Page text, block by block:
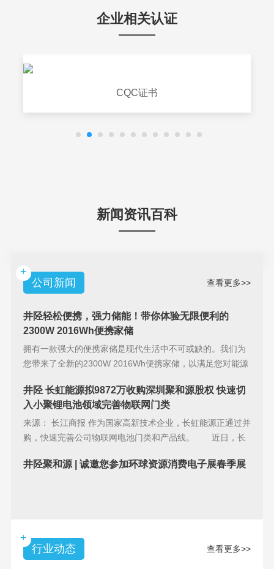
企业相关认证
CQC证书
新闻资讯百科
+
公司新闻
查看更多>>
井陉轻松便携，强力储能！带你体验无限便利的
2300W 2016Wh便携家储
拥有一款强大的便携家储是现代生活中不可或缺的。我们为
您带来了全新的2300W 2016Wh便携家储，以满足您对能源
井陉 长虹能源拟9872万收购深圳聚和源股权 快速切
入小聚锂电池领域完善物联网门类
来源： 长江商报 作为国家高新技术企业，长虹能源正通过并
购，快速完善公司物联网电池门类和产品线。 近日，长
井陉聚和源 | 诚邀您参加环球资源消费电子展春季展
+
行业动态
查看更多>>